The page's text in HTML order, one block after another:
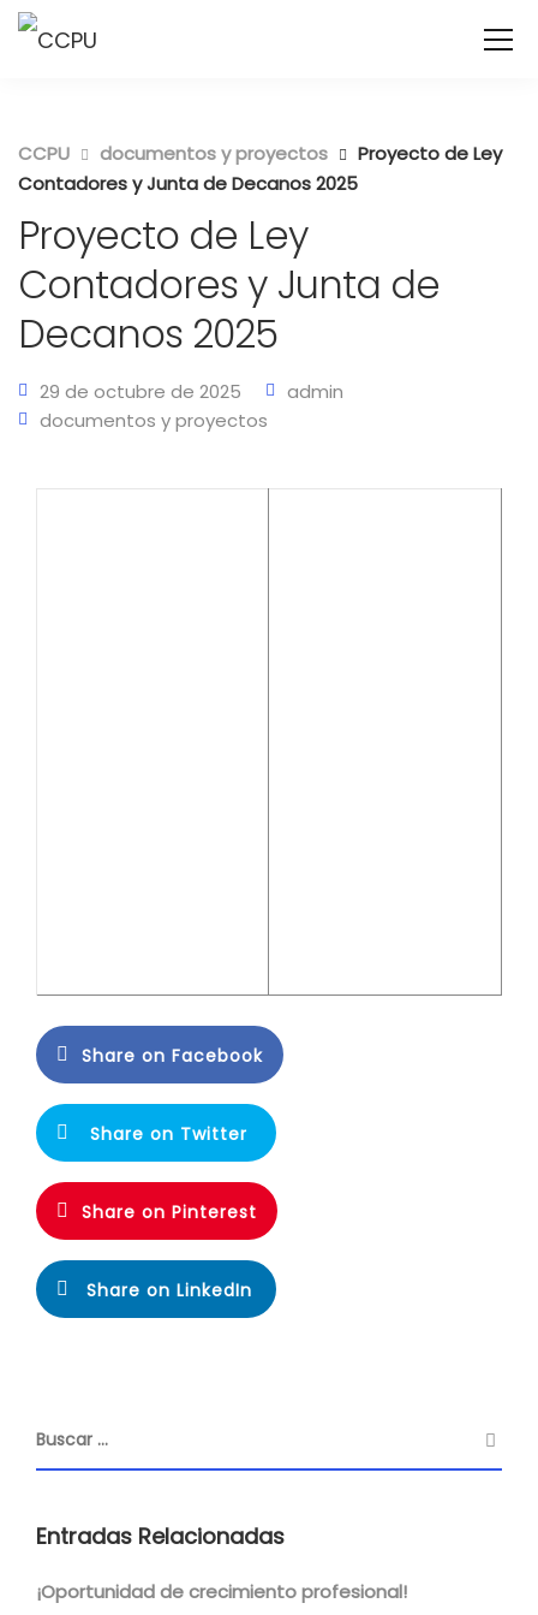
CCPU documentos y proyectos
Proyecto de Ley
Contadores y Junta de Decanos 2025
Proyecto de Ley
Contadores y Junta de
Decanos 2025
29 de octubre de 2025
admin
documentos y proyectos
Share on Facebook
Share on Twitter
Share on Pinterest
Share on LinkedIn
Entradas Relacionadas
¡Oportunidad de crecimiento profesional!